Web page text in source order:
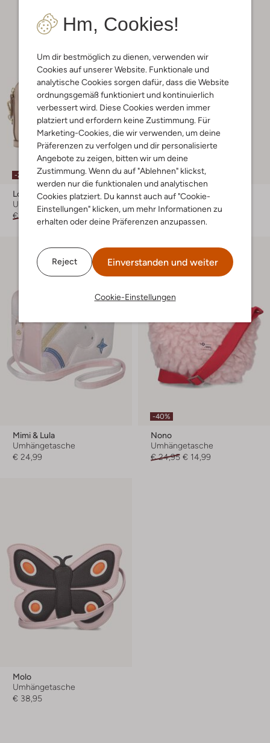
Hm, Cookies!
Um dir bestmöglich zu dienen, verwenden wir
Cookies auf unserer Website. Funktionale und
analytische Cookies sorgen dafür, dass die Website
ordnungsgemäß funktioniert und kontinuierlich
verbessert wird. Diese Cookies werden immer
platziert und erfordern keine Zustimmung. Für
Marketing-Cookies, die wir verwenden, um deine
Präferenzen zu verfolgen und dir personalisierte
Angebote zu zeigen, bitten wir um deine
Zustimmung. Wenn du auf "Ablehnen" klickst,
werden nur die funktionalen und analytischen
Cookies platziert. Du kannst auch auf "Cookie-
Einstellungen" klicken, um mehr Informationen zu
erhalten oder deine Präferenzen anzupassen.
Reject Einverstanden und weiter
Cookie-Einstellungen
-20%
Loulou Essentiels
Umhängetasche
€ 129,99
€ 103,99
Mimi & Lula
Umhängetasche
€ 22,99
Mimi & Lula
Umhängetasche
€ 24,99
-40%
Nono
Umhängetasche
€ 24,95 € 14,99
Molo
Umhängetasche
€ 38,95